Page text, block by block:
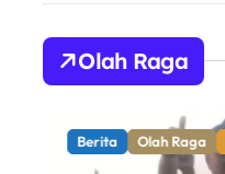
Olah Raga
Berita Olah Raga